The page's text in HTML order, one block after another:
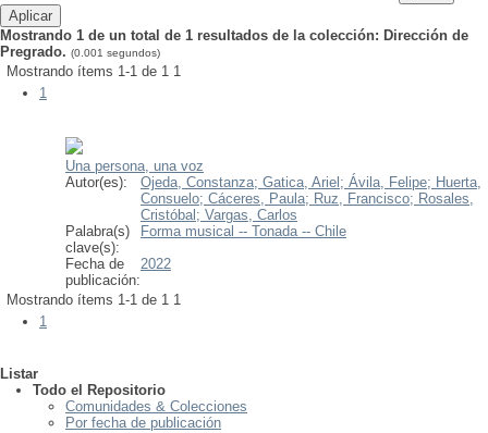
Mostrando 1 de un total de 1 resultados de la colección: Dirección de
Pregrado. (0.001 segundos)
Mostrando ítems 1-1 de 1 1
1
Una persona, una voz
Autor(es):
Ojeda, Constanza; Gatica, Ariel; Ávila, Felipe; Huerta,
Consuelo; Cáceres, Paula; Ruz, Francisco; Rosales,
Cristóbal; Vargas, Carlos
Palabra(s)
clave(s):
Forma musical -- Tonada -- Chile
Fecha de
publicación:
2022
Mostrando ítems 1-1 de 1 1
1
Listar
Todo el Repositorio
Comunidades & Colecciones
Por fecha de publicación